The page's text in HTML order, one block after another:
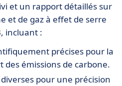
et un rapport détaillés sur
et de gaz à effet de serre
incluant :
précises pour la
des émissions de carbone.
pour une précision